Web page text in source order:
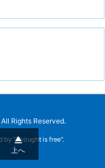
All Rights Reserved.
by "Thought is free".

上へ